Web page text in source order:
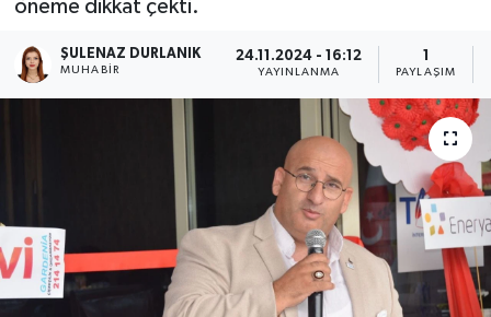
öneme dikkat çekti.
ŞULENAZ DURLANIK
MUHABIR
24.11.2024 - 16:12
YAYINLANMA PAYLAŞIM